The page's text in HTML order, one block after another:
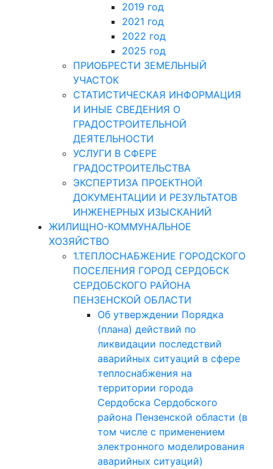
2019 год
2021 год
2022 год
2025 год
ПРИОБРЕСТИ ЗЕМЕЛЬНЫЙ
УЧАСТОК
СТАТИСТИЧЕСКАЯ ИНФОРМАЦИЯ
И ИНЫЕ СВЕДЕНИЯ О
ГРАДОСТРОИТЕЛЬНОЙ
ДЕЯТЕЛЬНОСТИ
УСЛУГИ В СФЕРЕ
ГРАДОСТРОИТЕЛЬСТВА
ЭКСПЕРТИЗА ПРОЕКТНОЙ
ДОКУМЕНТАЦИИ И РЕЗУЛЬТАТОВ
ИНЖЕНЕРНЫХ ИЗЫСКАНИЙ
ЖИЛИЩНО-КОММУНАЛЬНОЕ
ХОЗЯЙСТВО
1.ТЕПЛОСНАБЖЕНИЕ ГОРОДСКОГО
ПОСЕЛЕНИЯ ГОРОД СЕРДОБСК
СЕРДОБСКОГО РАЙОНА
ПЕНЗЕНСКОЙ ОБЛАСТИ
Об утверждении Порядка
(плана) действий по
ликвидации последствий
аварийных ситуаций в сфере
теплоснабжения на
территории города
Сердобска Сердобского
района Пензенской области (в
том числе с применением
электронного моделирования
аварийных ситуаций)